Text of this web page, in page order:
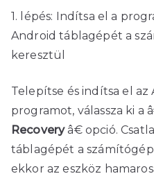
1. lépés: Indítsa el a
Android táblagépét a
keresztül
Telepítse és indítsa el
programot, válassza ki a
Recoveryâ€ opció.
táblagépét a
ekkor az eszköz